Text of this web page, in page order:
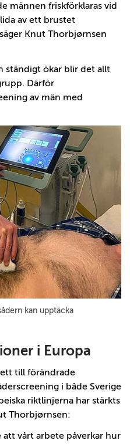
männen friskförklaras vid
av ett brustet
Knut Thorbjørnsen
ständigt ökar blir det allt
Därför
av män med
kan upptäcka
i Europa
till förändrade
i både Sverige
riktlinjerna har stärkts
Thorbjørnsen:
att vårt arbete påverkar hur